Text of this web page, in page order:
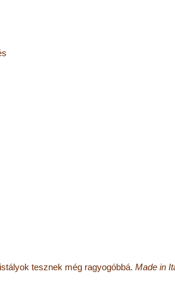
tesznek még ragyogóbbá. Made in